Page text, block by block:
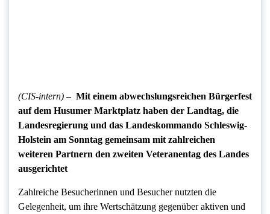
(CIS-intern) – Mit einem abwechslungsreichen Bürgerfest
auf dem Husumer Marktplatz haben der Landtag, die
Landesregierung und das Landeskommando Schleswig-
Holstein am Sonntag gemeinsam mit zahlreichen
weiteren Partnern den zweiten Veteranentag des Landes
ausgerichtet
Zahlreiche Besucherinnen und Besucher nutzten die
Gelegenheit, um ihre Wertschätzung gegenüber aktiven und